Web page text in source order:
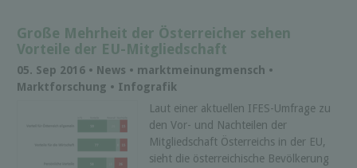
Große Mehrheit der Österreicher sehen
Vorteile der EU-Mitgliedschaft
05. Sep 2016 • News • marktmeinungmensch •
Marktforschung • Infografik
Laut einer aktuellen IFES-Umfrage zu
den Vor- und Nachteilen der
Mitgliedschaft Österreichs in der EU,
sieht die österreichische Bevölkerung